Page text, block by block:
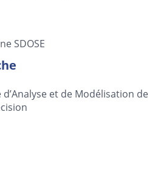
SDOSE
et de Modélisation de